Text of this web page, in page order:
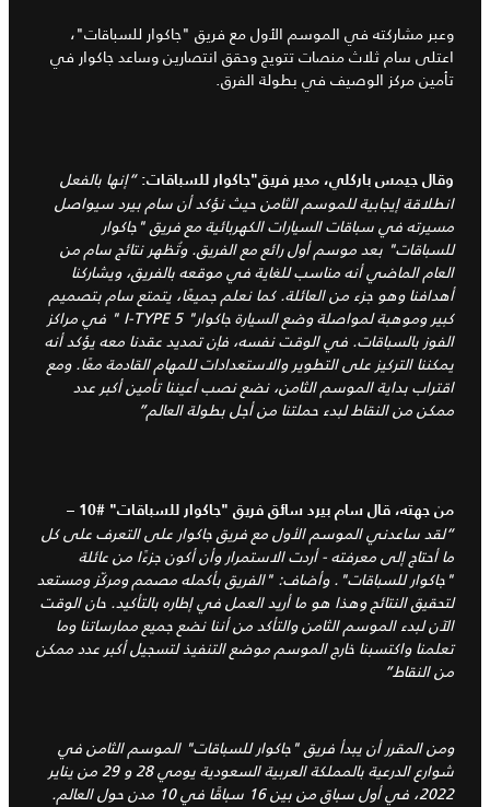
وعبر مشاركته في الموسم الأول مع فريق "جاكوار للسباقات"،
اعتلى سام ثلاث منصات تتويج وحقق انتصارين وساعد جاكوار في
تأمين مركز الوصيف في بطولة الفرق.
وقال جيمس باركلي، مدير فريق"جاكوار للسباقات:“إنها بالفعل
انطلاقة إيجابية للموسم الثامن حيث نؤكد أن سام بيرد سيواصل
مسيرته في سباقات السيارات الكهربائية مع فريق "جاكوار
للسباقات" بعد موسم أول رائع مع الفريق. وتُظهر نتائج سام من
العام الماضي أنه مناسب للغاية في موقعه بالفريق، ويشاركنا
أهدافنا وهو جزء من العائلة. كما نعلم جميعًا، يتمتع سام بتصميم
كبير وموهبة لمواصلة وضع السيارة جاكوار" I-TYPE 5 " في مراكز
الفوز بالسباقات. في الوقت نفسه، فإن تمديد عقدنا معه يؤكد أنه
يمكننا التركيز على التطوير والاستعدادات للمهام القادمة معًا. ومع
اقتراب بداية الموسم الثامن، نضع نصب أعيننا تأمين أكبر عدد
ممكن من النقاط لبدء حملتنا من أجل بطولة العالم”
من جهته، قال سام بيرد سائق فريق "جاكوار للسباقات" #10 –
“لقد ساعدني الموسم الأول مع فريق جاكوار على التعرف على كل
ما أحتاج إلى معرفته - أردت الاستمرار وأن أكون جزءًا من عائلة
"جاكوار للسباقات". وأضاف: "الفريق بأكمله مصمم ومركّز ومستعد
لتحقيق النتائج وهذا هو ما أريد العمل في إطاره بالتأكيد. حان الوقت
الآن لبدء الموسم الثامن والتأكد من أننا نضع جميع ممارساتنا وما
تعلمنا واكتسبنا خارج الموسم موضع التنفيذ لتسجيل أكبر عدد ممكن
من النقاط”
ومن المقرر أن يبدأ فريق "جاكوار للسباقات" الموسم الثامن في
شوارع الدرعية بالمملكة العربية السعودية يومي 28 و 29 من يناير
2022، في أول سباق من بين 16 سباقًا في 10 مدن حول العالم.